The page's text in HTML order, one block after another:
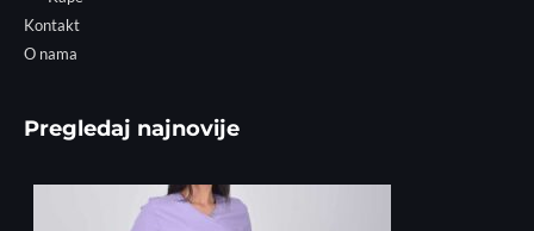
Kontakt
O nama
Pregledaj najnovije